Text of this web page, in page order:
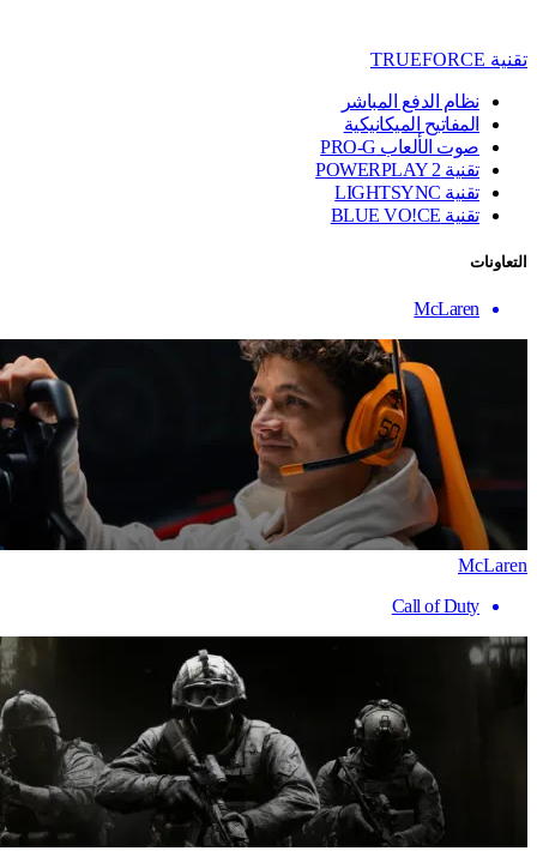
تقنية TRUEFORCE
نظام الدفع المباشر
المفاتيح الميكانيكية
صوت الألعاب PRO-G
تقنية ‏POWERPLAY 2
تقنية LIGHTSYNC
تقنية BLUE VO!CE
التعاونات
McLaren
McLaren
Call of Duty